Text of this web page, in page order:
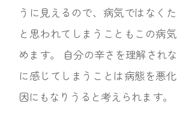
うに見えるので、病気ではなくた
と思われてしまうこともこの病
めます。 自分の辛さを理解され
に感じてしまうことは病態を悪
因にもなりうると考えられます。